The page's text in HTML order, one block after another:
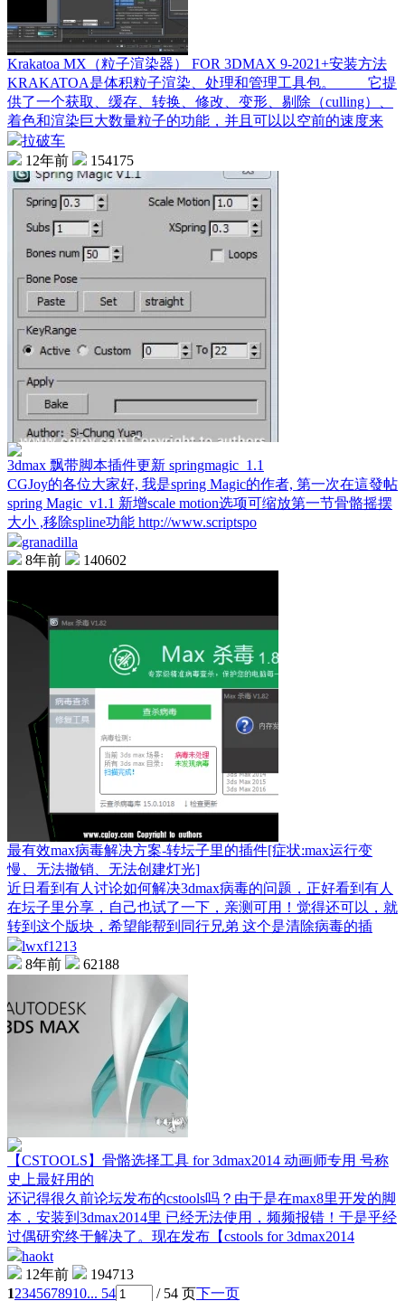
Krakatoa MX（粒子渲染器） FOR 3DMAX 9-2021+安装方法
KRAKATOA是体积粒子渲染、处理和管理工具包。 它提
供了一个获取、缓存、转换、修改、变形、剔除（culling）、
着色和渲染巨大数量粒子的功能，并且可以以空前的速度来
拉破车
12年前
154175
3dmax 飘带脚本插件更新 springmagic_1.1
CGJoy的各位大家好, 我是spring Magic的作者, 第一次在這發帖
spring Magic_v1.1 新增scale motion选项可缩放第一节骨骼摇摆
大小 ,移除spline功能 http://www.scriptspo
granadilla
8年前
140602
最有效max病毒解决方案-转坛子里的插件[症状:max运行变
慢、无法撤销、无法创建灯光]
近日看到有人讨论如何解决3dmax病毒的问题，正好看到有人
在坛子里分享，自己也试了一下，亲测可用！觉得还可以，就
转到这个版块，希望能帮到同行兄弟 这个是清除病毒的插
lwxf1213
8年前
62188
【CSTOOLS】骨骼选择工具 for 3dmax2014 动画师专用 号称
史上最好用的
还记得很久前论坛发布的cstools吗？由于是在max8里开发的脚
本，安装到3dmax2014里 已经无法使用，频频报错！于是乎经
过偶研究终于解决了。现在发布【cstools for 3dmax2014
haokt
12年前
194713
12345678910... 54 / 54 页下一页